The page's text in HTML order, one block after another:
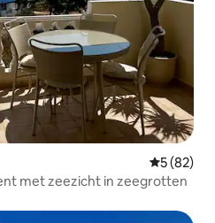
5 (82)
met zeezicht in zeegrotten